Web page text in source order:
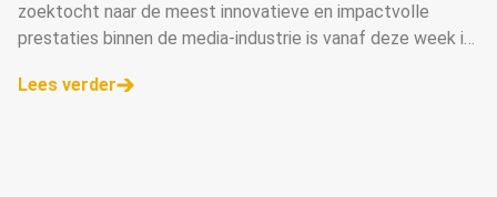
zoektocht naar de meest innovatieve en impactvolle
prestaties binnen de media-industrie is vanaf deze week in
Media Awards (AMMA Awards) is verstreken. Met de
Lees verder